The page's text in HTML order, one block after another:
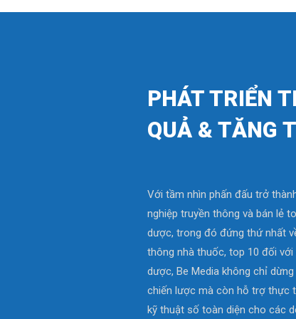
PHÁT TRIỂN
QUẢ & TĂNG
Với tầm nhìn phấn đấu trở
nghiệp truyền thông và bán lẻ
dược, trong đó đứng thứ nhất
thông nhà thuốc, top 10 đối
dược, Be Media không chỉ
chiến lược mà còn hỗ trợ thực
kỹ thuật số toàn diện cho các